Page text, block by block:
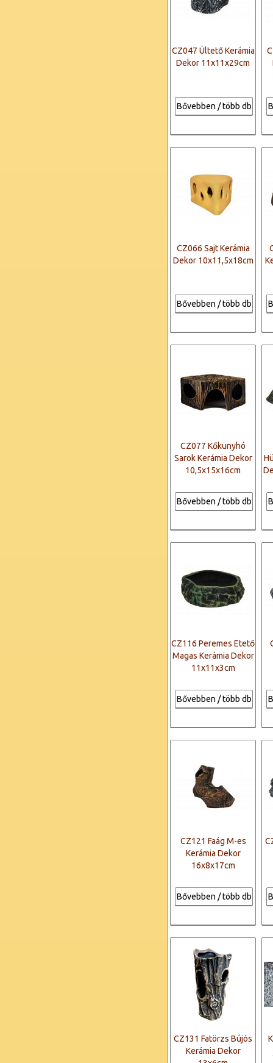
CZ047 Ültető Kerámia
Dekor 11x11x29cm
Bővebben / több db
CZ066 Sajt Kerámia
Dekor 10x11,5x18cm
Bővebben / több db
CZ077 Kőkunyhó
Sarok Kerámia Dekor
10,5x15x16cm
Bővebben / több db
CZ116 Peremes Etető
Magas Kerámia Dekor
11x11x3cm
Bővebben / több db
CZ121 Faág M-es
Kerámia Dekor
16x8x17cm
Bővebben / több db
CZ131 Fatörzs Bújós
Kerámia Dekor